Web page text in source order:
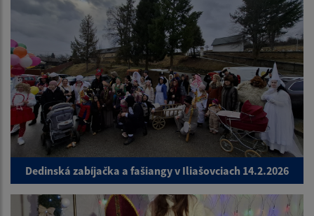
Dedinská zabíjačka a fašiangy v Iliašovciach 14.2.2026